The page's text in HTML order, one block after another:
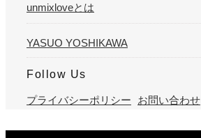
unmixloveとは
YASUO YOSHIKAWA
Follow Us
プライバシーポリシー お問い合わせ